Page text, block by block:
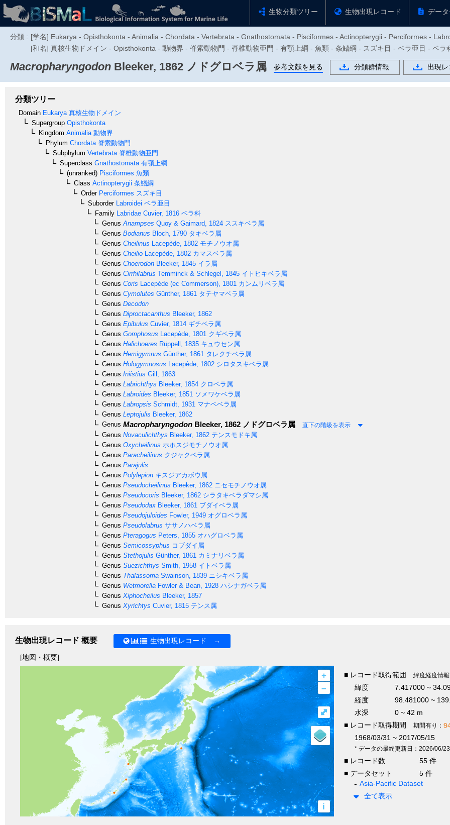
生物分類ツリー 生物出現レコード データ
分類 : [学名] Eukarya - Opisthokonta - Animalia - Chordata - Vertebrata - Gnathostomata - Pisciformes - Actinopterygii - Perciformes -
[和名] 真核生物ドメイン - Opisthokonta - 動物界 - 脊索動物門 - 脊椎動物亜門 - 有顎上綱 - 魚類 - 条鰭綱 - スズキ目 - ベラ亜目 - ベラ
Macropharyngodon Bleeker, 1862 ノドグロベラ属 参考文献を見る 分類群情報 出現レ
分類ツリー
Domain Eukarya 真核生物ドメイン
Supergroup Opisthokonta
Kingdom Animalia 動物界
Phylum Chordata 脊索動物門
Subphylum Vertebrata 脊椎動物亜門
Superclass Gnathostomata 有顎上綱
(unranked) Pisciformes 魚類
Class Actinopterygii 条鰭綱
OrderPerciformes スズキ目
SuborderLabroidei ベラ亜目
Family Labridae Cuvier, 1816 ベラ科
Genus Anampses Quoy & Gaimard, 1824 ススキベラ属
Genus Bodianus Bloch, 1790 タキベラ属
Genus Cheilinus Lacepède, 1802 モチノウオ属
Genus Cheilio Lacepède, 1802 カマスベラ属
Genus Choerodon Bleeker, 1845 イラ属
Genus Cirrhilabrus Temminck & Schlegel, 1845 イトヒキベラ属
Genus Coris Lacepède (ec Commerson), 1801 カンムリベラ属
Genus Cymolutes Günther, 1861 タテヤマベラ属
Genus Decodon
Genus Diproctacanthus Bleeker, 1862
Genus Epibulus Cuvier, 1814 ギチベラ属
Genus Gomphosus Lacepède, 1801 クギベラ属
Genus Halichoeres Rüppell, 1835 キュウセン属
Genus Hemigymnus Günther, 1861 タレクチベラ属
Genus Hologymnosus Lacepède, 1802 シロタスキベラ属
Genus Iniistius Gill, 1863
Genus Labrichthys Bleeker, 1854 クロベラ属
Genus Labroides Bleeker, 1851 ソメワケベラ属
Genus Labropsis Schmidt, 1931 マナベベラ属
Genus Leptojulis Bleeker, 1862
Genus Macropharyngodon Bleeker, 1862 ノドグロベラ属 直下の階級を表示
Genus Novaculichthys Bleeker, 1862 テンスモドキ属
Genus Oxycheilinus ホホスジモチノウオ属
Genus Paracheilinus クジャクベラ属
Genus Parajulis
Genus Polylepion キスジアカボウ属
Genus Pseudocheilinus Bleeker, 1862 ニセモチノウオ属
Genus Pseudocoris Bleeker, 1862 シラタキベラダマシ属
Genus Pseudodax Bleeker, 1861 ブダイベラ属
Genus Pseudojuloides Fowler, 1949 オグロベラ属
Genus Pseudolabrus ササノハベラ属
Genus Pteragogus Peters, 1855 オハグロベラ属
Genus Semicossyphus コブダイ属
Genus Stethojulis Günther, 1861 カミナリベラ属
Genus Suezichthys Smith, 1958 イトベラ属
Genus Thalassoma Swainson, 1839 ニシキベラ属
Genus Wetmorella Fowler & Bean, 1928 ハシナガベラ属
Genus Xiphocheilus Bleeker, 1857
Genus Xyrichtys Cuvier, 1815 テンス属
生物出現レコード 概要 生物出現レコード →
[地図・概要]
+
–
i
⤢
■ レコード取得範囲 緯度経度情報
緯度
7.417000 ~
経度
98.481000 ~
水深
0 ~ 42 m
■ レコード取得期間
期間有り：
1968/03/31 ~ 2017/05/15
* データの最終更新日：2026/06/23
■ レコード数
55 件
■ データセット
5 件
Asia-Pacific Dataset
全て表示